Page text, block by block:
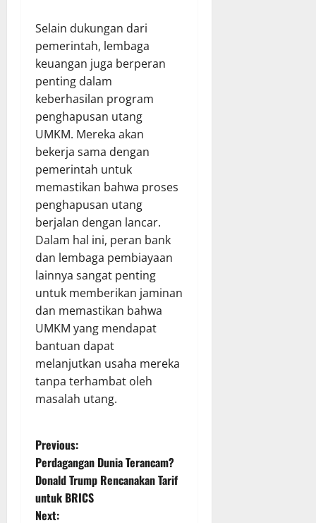
Selain dukungan dari
pemerintah, lembaga
keuangan juga berperan
penting dalam
keberhasilan program
penghapusan utang
UMKM. Mereka akan
bekerja sama dengan
pemerintah untuk
memastikan bahwa proses
penghapusan utang
berjalan dengan lancar.
Dalam hal ini, peran bank
dan lembaga pembiayaan
lainnya sangat penting
untuk memberikan jaminan
dan memastikan bahwa
UMKM yang mendapat
bantuan dapat
melanjutkan usaha mereka
tanpa terhambat oleh
masalah utang.
P
o
s
Previous:
Perdagangan Dunia Terancam?
Donald Trump Rencanakan Tarif
untuk BRICS
Next: